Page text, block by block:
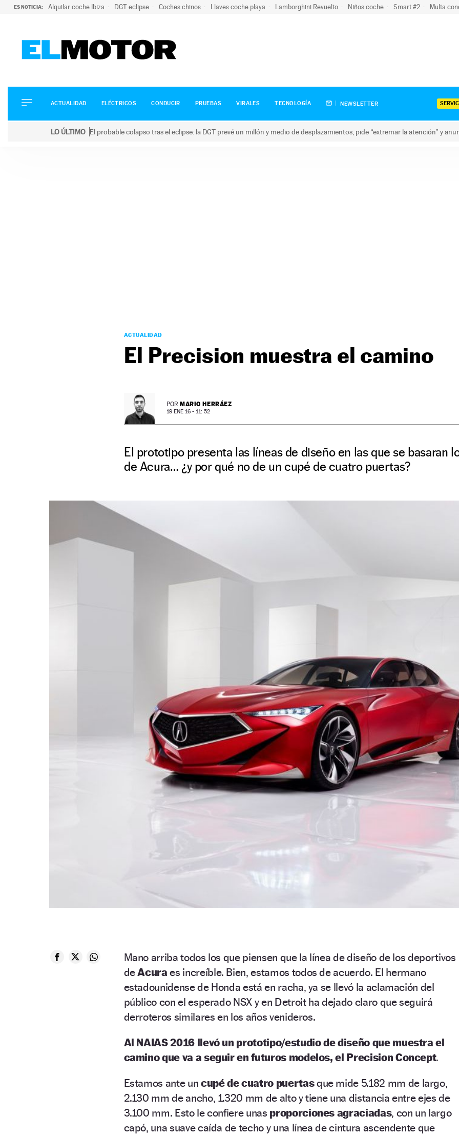
ES NOTICIA: Alquilar coche Ibiza DGT eclipse Coches chinos Llaves coche playa Lamborghini Revuelto Niños coche Smart #2 Multa
ELÉCTRICOS
CONDUCIR
ACTUALIDAD ELÉCTRICOS CONDUCIR PRUEBAS VIRALES TECNOLOGÍA NEWSLETTER
LO ÚLTIMO El probable colapso tras el eclipse: la DGT prevé un millón y medio de desplazamientos, pide “extremar la atención” y
ACTUALIDAD
El Precision muestra el camino
POR MARIO HERRÁEZ
19 ENE 16 - 11: 52
El prototipo presenta las líneas de diseño en las que se basaran
de Acura… ¿y por qué no de un cupé de cuatro puertas?
Mano arriba todos los que piensen que la línea de diseño de los deportivos
deAcura es increíble. Bien, estamos todos de acuerdo. El hermano
estadounidense de Honda está en racha, ya se llevó la aclamación del
público con el esperado NSX y en Detroit ha dejado claro que seguirá
derroteros similares en los años venideros.
Al NAIAS 2016 llevó un prototipo/estudio de diseño que muestra el
camino que va a seguir en futuros modelos, el Precision Concept.
Estamos ante un cupé de cuatro puertasque mide 5.182 mm de largo,
2.130 mm de ancho, 1.320 mm de alto y tiene una distancia entre ejes de
3.100 mm. Esto le confiere unas proporciones agraciadas, con un largo
capó, una suave caída de techo y una línea de cintura ascendente que